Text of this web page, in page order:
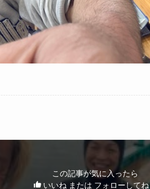
この記事が気に入ったら
いいね または フォローしてね